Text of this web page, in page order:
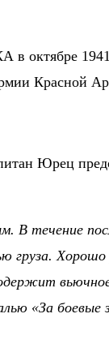
в октябре
Красной
Юрец
течение
груза.
«За боевые